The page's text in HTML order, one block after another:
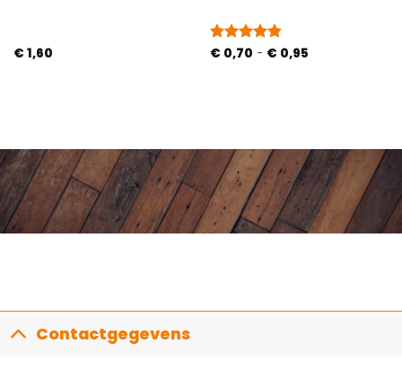
€ 1,60
Gewaardeerd
€ 0,70 - € 0,95Prijsklasse:
Contactgegevens